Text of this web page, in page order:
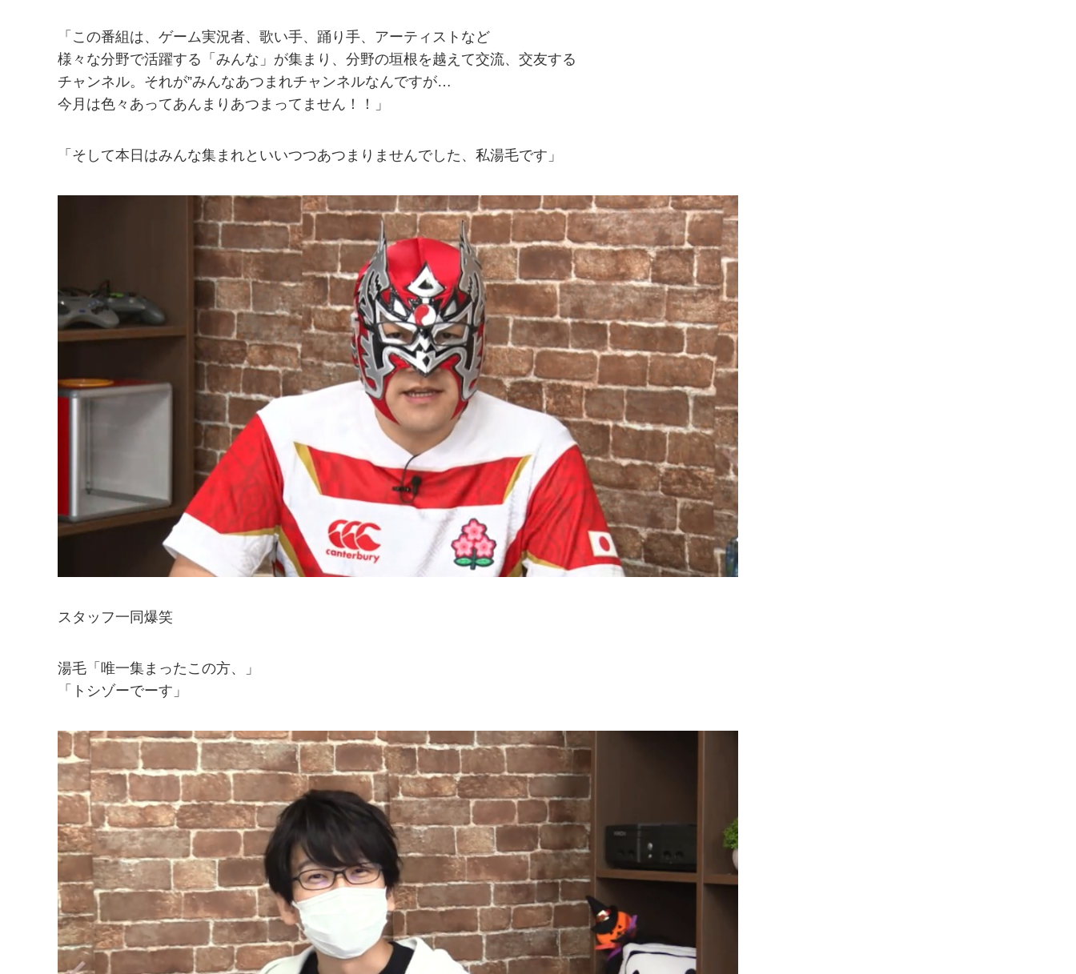
「この番組は、ゲーム実況者、歌い手、踊り手、アーティストなど
様々な分野で活躍する「みんな」が集まり、分野の垣根を越えて交流、交友する
チャンネル。それが”みんなあつまれチャンネルなんですが…
今月は色々あってあんまりあつまってません！！」
「そして本日はみんな集まれといいつつあつまりませんでした、私湯毛です」
スタッフ一同爆笑
湯毛「唯一集まったこの方、」
「トシゾーでーす」